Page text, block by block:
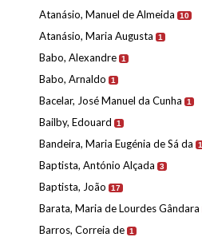
Atanásio, Manuel de Almeida 10
Atanásio, Maria Augusta 1
Babo, Alexandre 1
Babo, Arnaldo 1
Bacelar, José Manuel da Cunha 1
Bailby, Edouard 1
Bandeira, Maria Eugénia de Sá da 1
Baptista, António Alçada 3
Baptista, João 17
Barata, Maria de Lourdes Gândara
Barros, Correia de 1